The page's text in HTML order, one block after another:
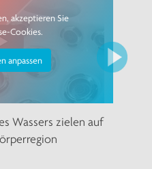
akzeptieren Sie
Cookies.
anpassen
Wassers zielen auf